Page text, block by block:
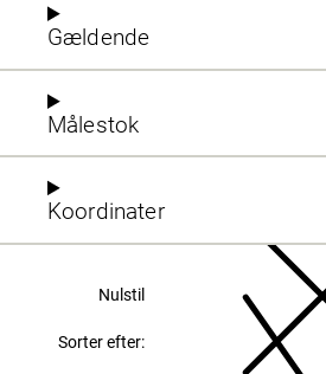
Gældende
Målestok
Koordinater
Nulstil
Sorter efter: